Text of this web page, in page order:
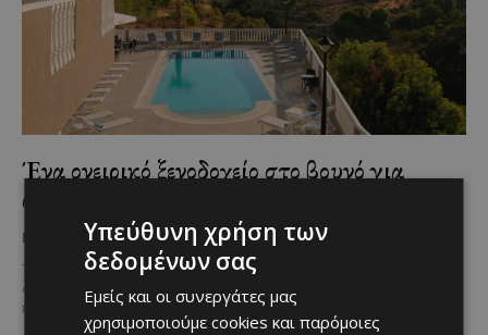
Ένα ονειρικό ξενοδοχείο στο βουνό για
αξέχαστες διακοπές
ΜΈΝΟΥΜΕ ΚΎΠΡΟ Χριστίνα Γεωργίου -
Το δάκτυλό σου στον χάρτη της Κύπρου σήμερα, σταματά σ’ ένα
σημείο: «Λεύκαρα». Ένα άκρως ονειρικός προορισμός για να
περάσεις μοναδικές στιγμές single, με...
Υπεύθυνη χρήση των
δεδομένων σας
Εμείς και οι συνεργάτες μας
χρησιμοποιούμε cookies και παρόμοιες